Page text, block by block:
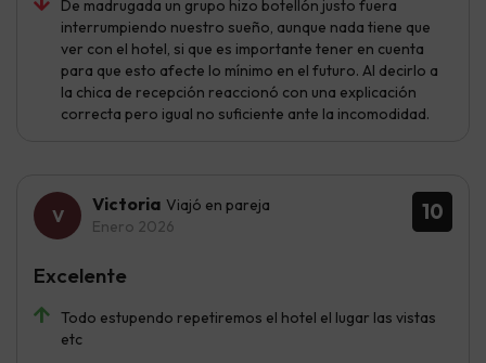
De madrugada un grupo hizo botellón justo fuera
interrumpiendo nuestro sueño, aunque nada tiene que
ver con el hotel, si que es importante tener en cuenta
para que esto afecte lo mínimo en el futuro. Al decirlo a
la chica de recepción reaccionó con una explicación
correcta pero igual no suficiente ante la incomodidad.
10
Victoria Viajó en pareja
Enero 2026
Todo estupendo repetiremos el hotel el lugar las vistas
etc
Excelente